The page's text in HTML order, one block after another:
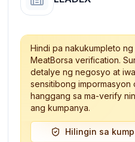
Hindi pa nakukumpleto
MeatBorsa verification.
detalye ng negosyo at
sensitibong
hanggang sa ma-verify
ang kumpanya.
Hilingin sa